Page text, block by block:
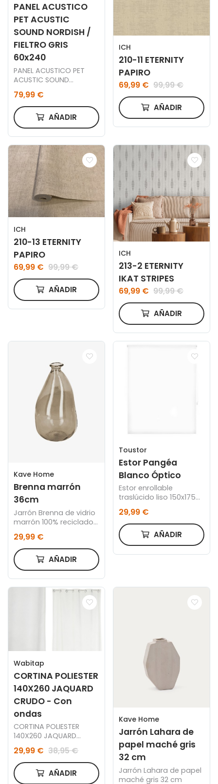
PANEL ACUSTICO
PET ACUSTIC
SOUND NORDISH /
FIELTRO GRIS
60x240
PANEL ACUSTICO PET
ACUSTIC SOUND
60 x 240 CM.
79,99 €
AÑADIR
ICH
210-11 ETERNITY
PAPIRO
69,99 € 99,99 €
AÑADIR
ICH
210-13 ETERNITY
PAPIRO
69,99 € 99,99 €
AÑADIR
ICH
213-2 ETERNITY
IKAT STRIPES
69,99 € 99,99 €
AÑADIR
Kave Home
Brenna marrón
36cm
Jarrón Brenna de vidrio
marrón 100% reciclado
29,99 €
AÑADIR
Toustor
Estor Pangéa
Blanco Óptico
Estor enrollable
traslúcido liso 150x175
cm
29,99 €
AÑADIR
Wabitap
CORTINA POLIESTER
140X260 JAQUARD
CRUDO - Con
ondas
CORTINA POLIESTER
140X260 JAQUARD
CRUDO
29,99 € 38,95 €
AÑADIR
Kave Home
Jarrón Lahara de
papel maché gris
32 cm
Jarrón Lahara de papel
maché gris 32 cm